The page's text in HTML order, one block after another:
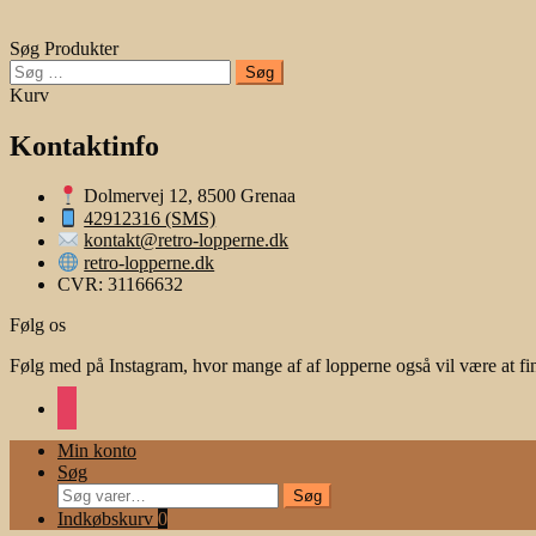
Søg Produkter
Søg
efter:
Kurv
Kontaktinfo
Dolmervej 12, 8500 Grenaa
42912316 (SMS)
kontakt@retro-lopperne.dk
retro-lopperne.dk
CVR: 31166632
Følg os
Følg med på Instagram, hvor mange af af lopperne også vil være at
Min konto
Søg
Søg
efter:
Søg
Indkøbskurv 0